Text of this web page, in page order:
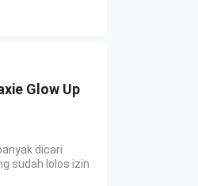
Glow Up
dicari
sudah lolos izin